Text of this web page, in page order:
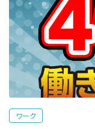
ワーク